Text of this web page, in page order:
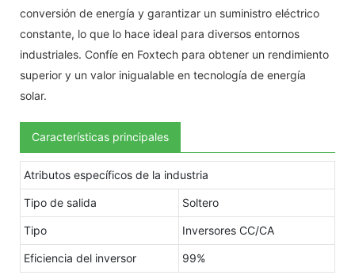
conversión de energía y garantizar un suministro eléctrico
constante, lo que lo hace ideal para diversos entornos
industriales. Confíe en Foxtech para obtener un rendimiento
superior y un valor inigualable en tecnología de energía
solar.
Características principales
Atributos específicos de la industria
Tipo de salida Soltero
Tipo Inversores CC/CA
Eficiencia del inversor 99%